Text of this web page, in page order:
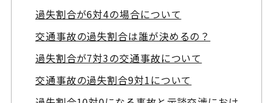
過失割合が6対4の場合について
交通事故の過失割合は誰が決めるの？
過失割合が7対3の交通事故について
交通事故の過失割合9対1について